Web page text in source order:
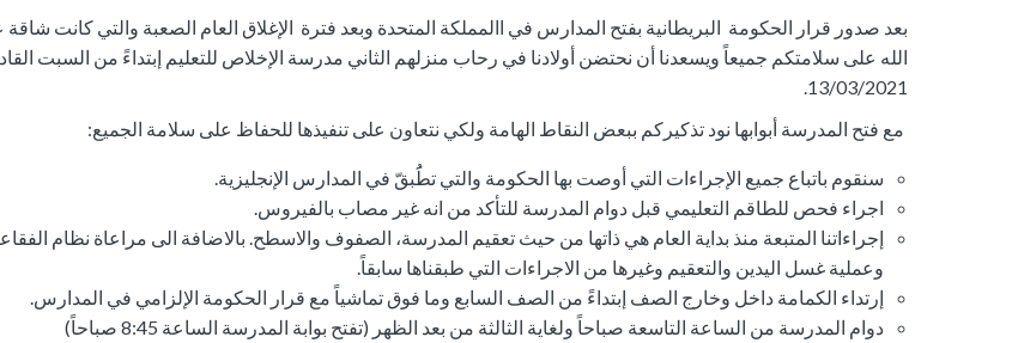
بعد صدور قرار الحكومة البريطانية بفتح المدارس في االمملكة المتحدة وبعد فترة الإغلاق العام الصعبة والتي كانت
الله على سلامتكم جميعاً ويسعدنا أن نحتضن أولادنا في رحاب منزلهم الثاني مدرسة الإخلاص للتعليم إبتداءً من السبت
13/03/2021.
مع فتح المدرسة أبوابها نود تذكيركم ببعض النقاط الهامة ولكي نتعاون على تنفيذها للحفاظ على سلامة الجميع:
سنقوم باتباع جميع الإجراءات التي أوصت بها الحكومة والتي تطَُبقّ في المدارس الإنجليزية.
اجراء فحص للطاقم التعليمي قبل دوام المدرسة للتأكد من انه غير مصاب بالفيروس.
إجراءاتنا المتبعة منذ بداية العام هي ذاتها من حيث تعقيم المدرسة، الصفوف والاسطح. بالاضافة الى مراعاة نظام
وعملية غسل اليدين والتعقيم وغيرها من الاجراءات التي طبقناها سابقاً.
إرتداء الكمامة داخل وخارج الصف إبتداءً من الصف السابع وما فوق تماشياً مع قرار الحكومة الإلزامي في المدارس.
دوام المدرسة من الساعة التاسعة صباحاً ولغاية الثالثة من بعد الظهر (تفتح بوابة المدرسة الساعة 8:45 صباحاً)